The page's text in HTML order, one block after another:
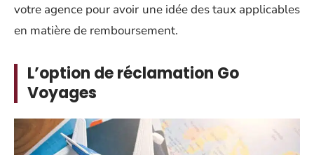
votre agence pour avoir une idée des taux applicables
en matière de remboursement.
L’option de réclamation Go
Voyages